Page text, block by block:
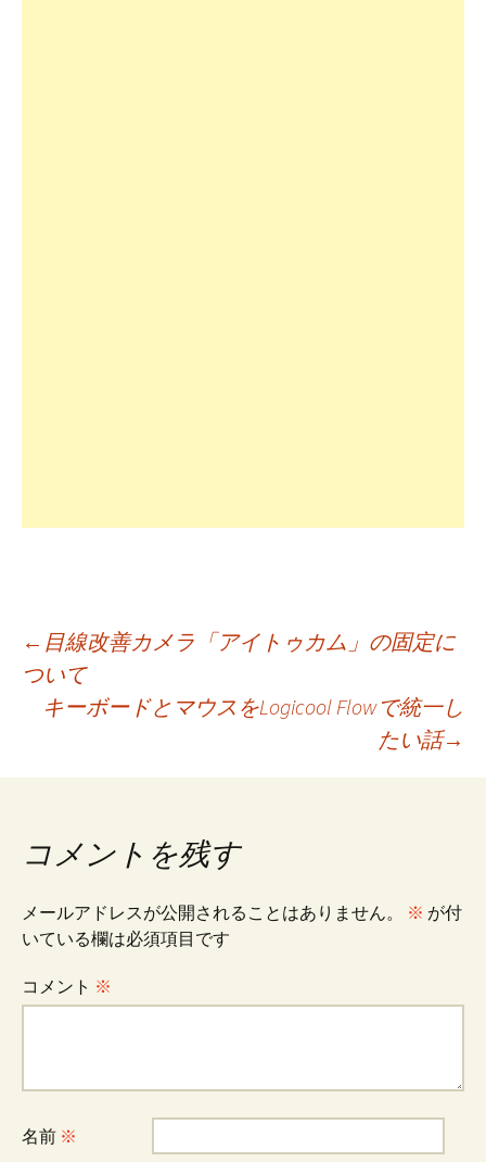
投
稿
ナ
ビ
ゲ
ー
ョ
← 目線改善カメラ「アイトゥカム」の固定に
ついて
キーボードとマウスをLogicool Flowで統一し
たい話→
コメントを残す
メールアドレスが公開されることはありません。 ※ が付
いている欄は必須項目です
コメント ※
名前 ※